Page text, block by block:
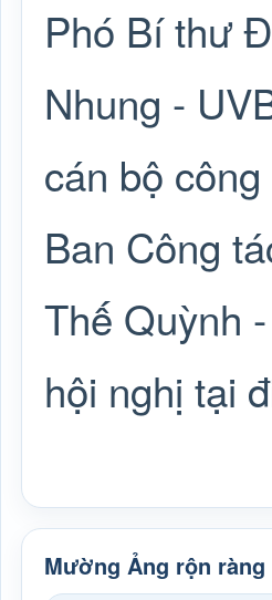
Phó Bí thư
Nhung -
cán bộ
Ban Công
Thế Quỳnh
hội nghị tại
Mường Ảng rộn